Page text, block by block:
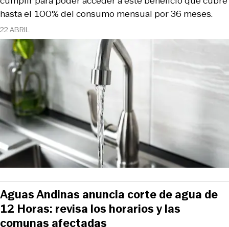
22 ABRIL
hasta el 100% del consumo mensual por 36 meses.
Aguas Andinas anuncia corte de agua de
12 Horas: revisa los horarios y las
comunas afectadas